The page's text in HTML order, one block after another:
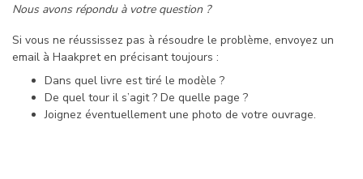
Nous avons répondu à votre question ?
Si vous ne réussissez pas à résoudre le problème, envoyez un
email à Haakpret en précisant toujours :
Dans quel livre est tiré le modèle ?
De quel tour il s’agit ? De quelle page ?
Joignez éventuellement une photo de votre ouvrage.